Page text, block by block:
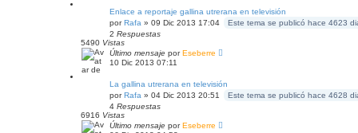
Enlace a reportaje gallina utrerana en televisión
porRafa » 09 Dic 2013 17:04
Este tema se publicó hace 4623
2 Respuestas
5490 Vistas
Último mensaje porEseberre
10 Dic 2013 07:11
La gallina utrerana en televisión
porRafa » 04 Dic 2013 20:51
Este tema se publicó hace 4628
4 Respuestas
6916 Vistas
Último mensaje porEseberre